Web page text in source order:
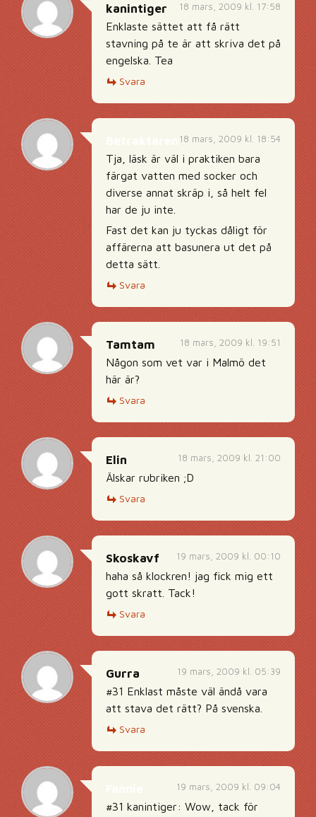
18 mars, 2009 kl. 17:58
kanintiger
Enklaste sättet att få rätt
stavning på te är att skriva det på
engelska. Tea
Svara
18 mars, 2009 kl. 18:54
Tja, läsk är väl i praktiken bara
färgat vatten med socker och
diverse annat skräp i, så helt fel
har de ju inte.
Fast det kan ju tyckas dåligt för
affärerna att basunera ut det på
detta sätt.
Svara
18 mars, 2009 kl. 19:51
Tamtam
Någon som vet var i Malmö det
här är?
Svara
18 mars, 2009 kl. 21:00
Elin
Älskar rubriken ;D
Svara
19 mars, 2009 kl. 00:10
Skoskavf
haha så klockren! jag fick mig ett
gott skratt. Tack!
Svara
19 mars, 2009 kl. 05:39
Gurra
#31 Enklast måste väl ändå vara
att stava det rätt? På svenska.
Svara
19 mars, 2009 kl. 09:04
#31 kanintiger: Wow, tack för